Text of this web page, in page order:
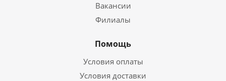
Вакансии
Филиалы
Помощь
Условия оплаты
Условия доставки